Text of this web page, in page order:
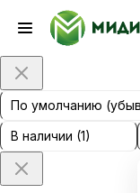
По умолчанию
В наличии (1)